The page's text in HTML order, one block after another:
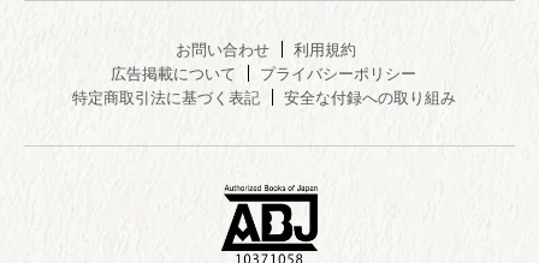
お問い合わせ
利用規約
広告掲載について
プライバシーポリシー
特定商取引法に基づく表記
安全な付録への取り組み